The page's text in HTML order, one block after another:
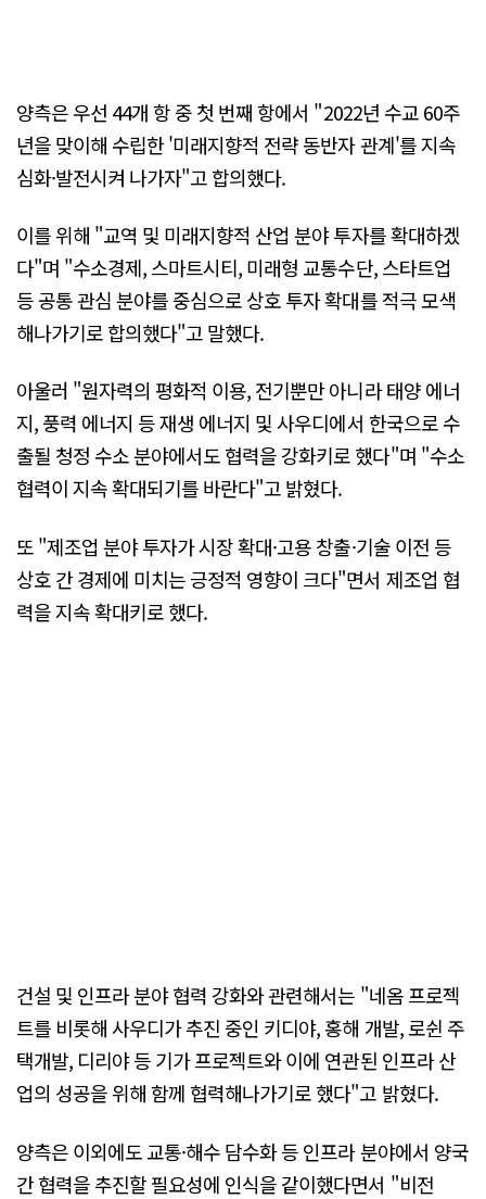
양측은 우선 44개 항 중 첫 번째 항에서 "2022년 수교 60주
년을 맞이해 수립한 '미래지향적 전략 동반자 관계'를 지속
심화·발전시켜 나가자"고 합의했다.
이를 위해 "교역 및 미래지향적 산업 분야 투자를 확대하겠
다"며 "수소경제, 스마트시티, 미래형 교통수단, 스타트업
등 공통 관심 분야를 중심으로 상호 투자 확대를 적극 모색
해나가기로 합의했다"고 말했다.
아울러 "원자력의 평화적 이용, 전기뿐만 아니라 태양 에너
지, 풍력 에너지 등 재생 에너지 및 사우디에서 한국으로 수
출될 청정 수소 분야에서도 협력을 강화키로 했다"며 "수소
협력이 지속 확대되기를 바란다"고 밝혔다.
또 "제조업 분야 투자가 시장 확대·고용 창출·기술 이전 등
상호 간 경제에 미치는 긍정적 영향이 크다"면서 제조업 협
력을 지속 확대키로 했다.
건설 및 인프라 분야 협력 강화와 관련해서는 "네옴 프로젝
트를 비롯해 사우디가 추진 중인 키디야, 홍해 개발, 로쉰 주
택개발, 디리야 등 기가 프로젝트와 이에 연관된 인프라 산
업의 성공을 위해 함께 협력해나가기로 했다"고 밝혔다.
양측은 이외에도 교통·해수 담수화 등 인프라 분야에서 양국
간 협력을 추진할 필요성에 인식을 같이했다면서 "비전